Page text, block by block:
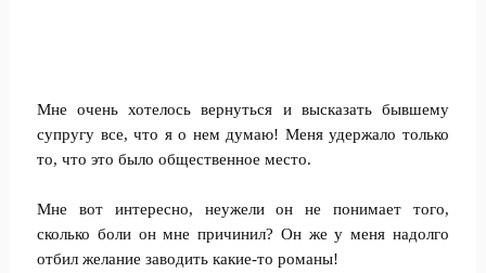
Мне очень хотелось вернуться и высказать бывшему
супругу все, что я о нем думаю! Меня удержало только
то, что это было общественное место.
Мне вот интересно, неужели он не понимает того,
сколько боли он мне причинил? Он же у меня надолго
отбил желание заводить какие-то романы!